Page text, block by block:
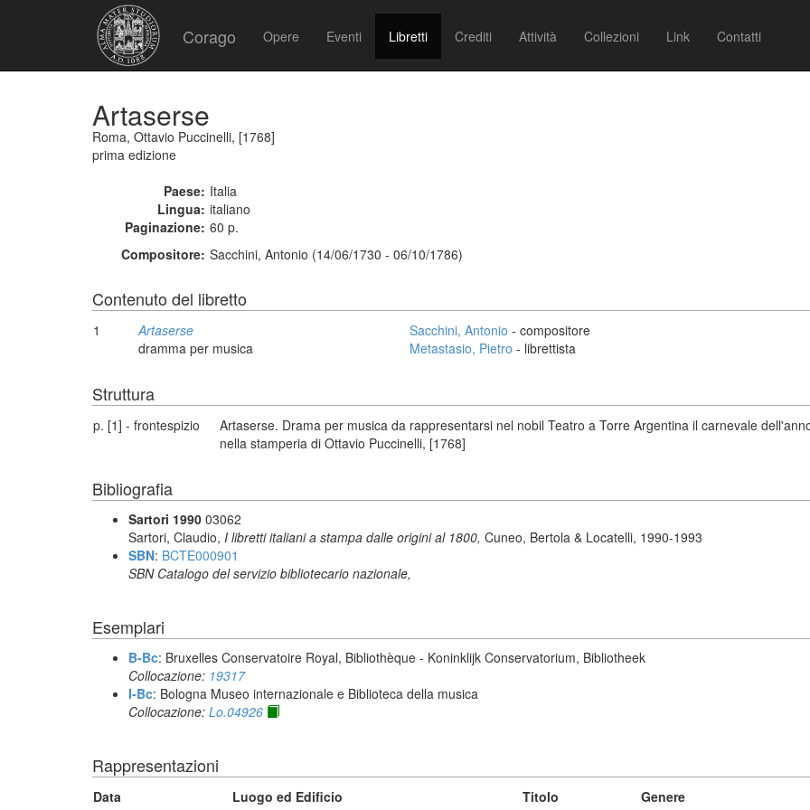
Corago Opere Eventi Libretti Crediti Attività Collezioni Link Contatti
Artaserse
Roma, Ottavio Puccinelli, [1768]
prima edizione
Paese: Italia
Lingua: italiano
Paginazione: 60 p.
Compositore: Sacchini, Antonio (14/06/1730 - 06/10/1786)
Contenuto del libretto
1
Artaserse
dramma per musica
Sacchini, Antonio - compositore
Metastasio, Pietro - librettista
Struttura
p. [1] - frontespizio
Artaserse. Drama per musica da rappresentarsi nel nobil Teatro a Torre Argentina il carnevale
nella stamperia di Ottavio Puccinelli, [1768]
Bibliografia
Sartori 1990 03062
Sartori, Claudio, I libretti italiani a stampa dalle origini al 1800, Cuneo, Bertola & Locatelli, 1990-1993
SBN: BCTE000901
SBN Catalogo del servizio bibliotecario nazionale,
Esemplari
B-Bc: Bruxelles Conservatoire Royal, Bibliothèque - Koninklijk Conservatorium, Bibliotheek
Collocazione: 19317
I-Bc: Bologna Museo internazionale e Biblioteca della musica
Collocazione: Lo.04926
Rappresentazioni
Data Luogo ed Edificio Titolo Genere